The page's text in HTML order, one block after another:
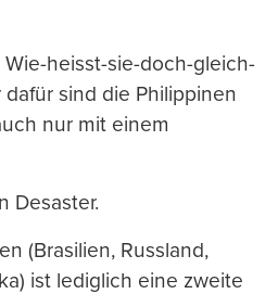
heisst-sie-doch-gleich-
sind die Philippinen
nur mit einem
Desaster.
(Brasilien, Russland,
ist lediglich eine zweite